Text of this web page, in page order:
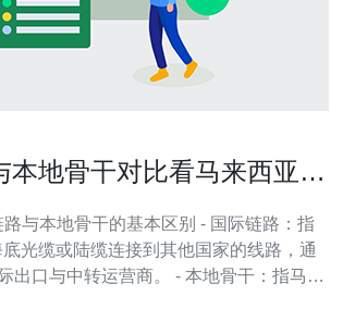
本地骨干对比看马来西亚大
与本地骨干的基本区别 - 国际链路：指
光缆或陆缆连接到其他国家的线路，通
出口与中转运营商。 - 本地骨干：指马来